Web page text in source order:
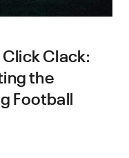
Clack:
the
Football